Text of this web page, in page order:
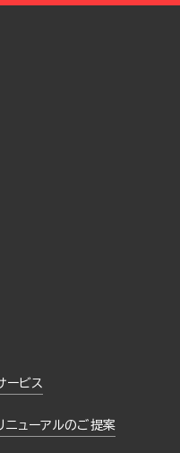
ービス
ニューアルのご提案